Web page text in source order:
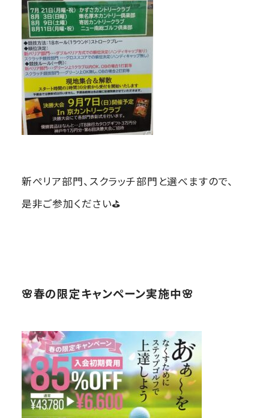
新ぺリア部門、スクラッチ部門と選べますので、
是非ご参加ください⛳
🌸春の限定キャンペーン実施中🌸